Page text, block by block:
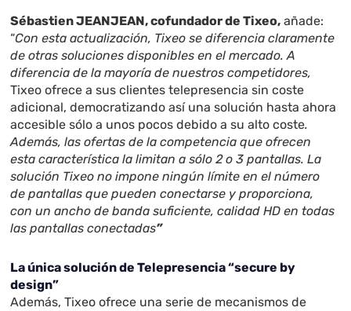
Sébastien JEANJEAN, cofundador de Tixeo, añade:
“Con esta actualización, Tixeo se diferencia claramente
de otras soluciones disponibles en el mercado. A
diferencia de la mayoría de nuestros competidores,
Tixeo ofrece a sus clientes telepresencia sin coste
adicional, democratizando así una solución hasta ahora
accesible sólo a unos pocos debido a su alto coste.
Además, las ofertas de la competencia que ofrecen
esta característica la limitan a sólo 2 o 3 pantallas. La
solución Tixeo no impone ningún límite en el número
de pantallas que pueden conectarse y proporciona,
con un ancho de banda suficiente, calidad HD en todas
las pantallas conectadas”
La única solución de Telepresencia “secure by
design”
Además, Tixeo ofrece una serie de mecanismos de